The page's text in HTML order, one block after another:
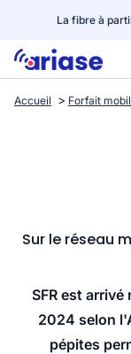
La fibre à
Box internet
Streaming
Accueil Forfait
Sur le réseau
SFR est
2024 selon
pépites